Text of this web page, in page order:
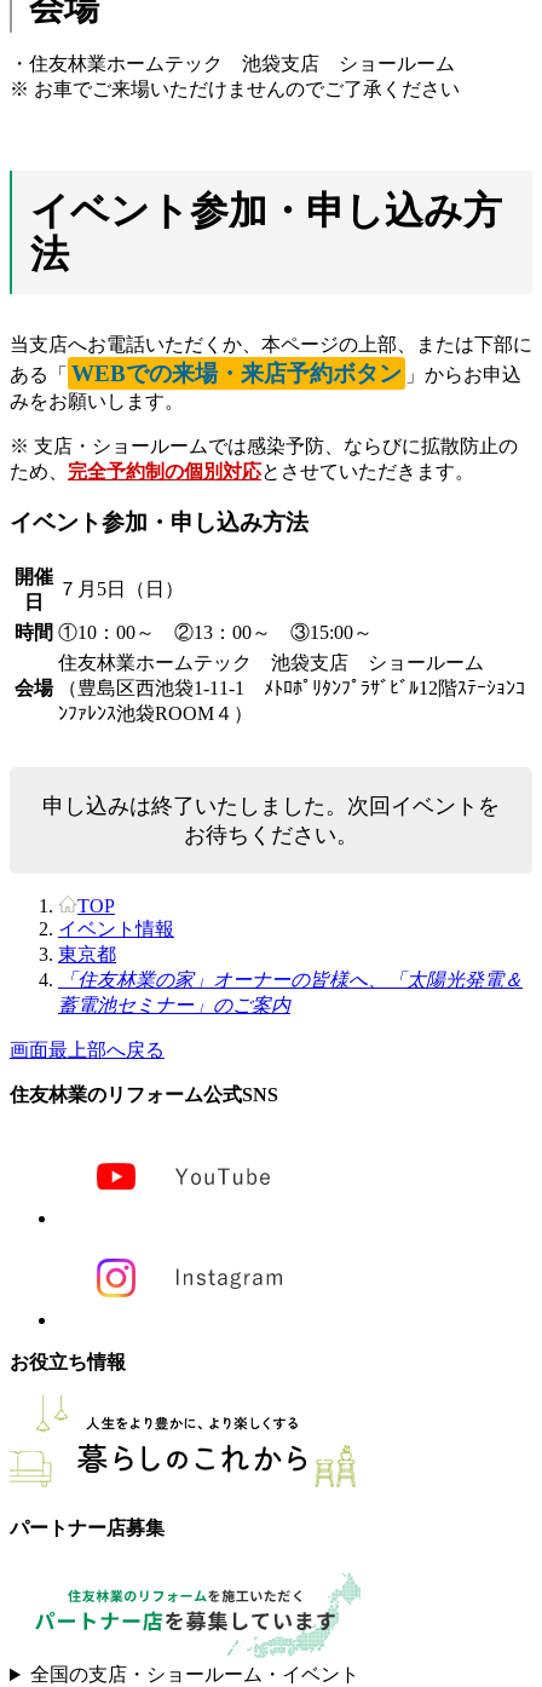
・住友林業ホームテック 池袋支店 ショールーム
※ お車でご来場いただけませんのでご了承ください
イベント参加・申し込み方
法
当支店へお電話いただくか、本ページの上部、または下部に
ある「 WEBでの来場・来店予約ボタン 」からお申込
みをお願いします。
※ 支店・ショールームでは感染予防、ならびに拡散防止の
ため、 完全予約制の個別対応とさせていただきます。
イベント参加・申し込み方法
開催
日
７月5日（日）
時間 ①10：00～ ②13：00～ ③15:00～
会場
住友林業ホームテック 池袋支店 ショールーム
（豊島区西池袋1-11-1 ﾒﾄﾛﾎﾟﾘﾀﾝﾌﾟﾗｻﾞﾋﾞﾙ12階ｽﾃｰｼｮﾝｺ
ﾝﾌｧﾚﾝｽ池袋ROOM４）
申し込みは終了いたしました。次回イベントを
お待ちください。
TOP
イベント情報
東京都
「住友林業の家」オーナーの皆様へ、「太陽光発電＆
蓄電池セミナー」のご案内
画面最上部へ戻る
住友林業のリフォーム公式SNS
お役立ち情報
パートナー店募集
全国の支店・ショールーム・イベント